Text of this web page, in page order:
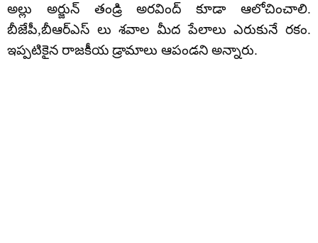
అల్లు అర్జున్ తండ్రి అరవింద్ కూడా ఆలోచించాలి.
బీజేపీ,బీఆర్ఎస్ లు శవాల మీద పేలాలు ఎరుకునే రకం.
ఇప్పటికైన రాజకీయ డ్రామాలు ఆపండని అన్నారు.